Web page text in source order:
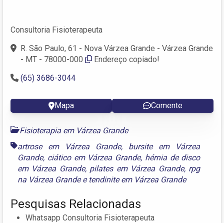
Consultoria Fisioterapeuta
R. São Paulo, 61 - Nova Várzea Grande - Várzea Grande
- MT - 78000-000
Endereço copiado!
(65) 3686-3044
Mapa Comente
Fisioterapia em Várzea Grande
artrose em Várzea Grande, bursite em Várzea
Grande, ciático em Várzea Grande, hérnia de disco
em Várzea Grande, pilates em Várzea Grande, rpg
na Várzea Grandee tendinite em Várzea Grande
Pesquisas Relacionadas
Whatsapp Consultoria Fisioterapeuta